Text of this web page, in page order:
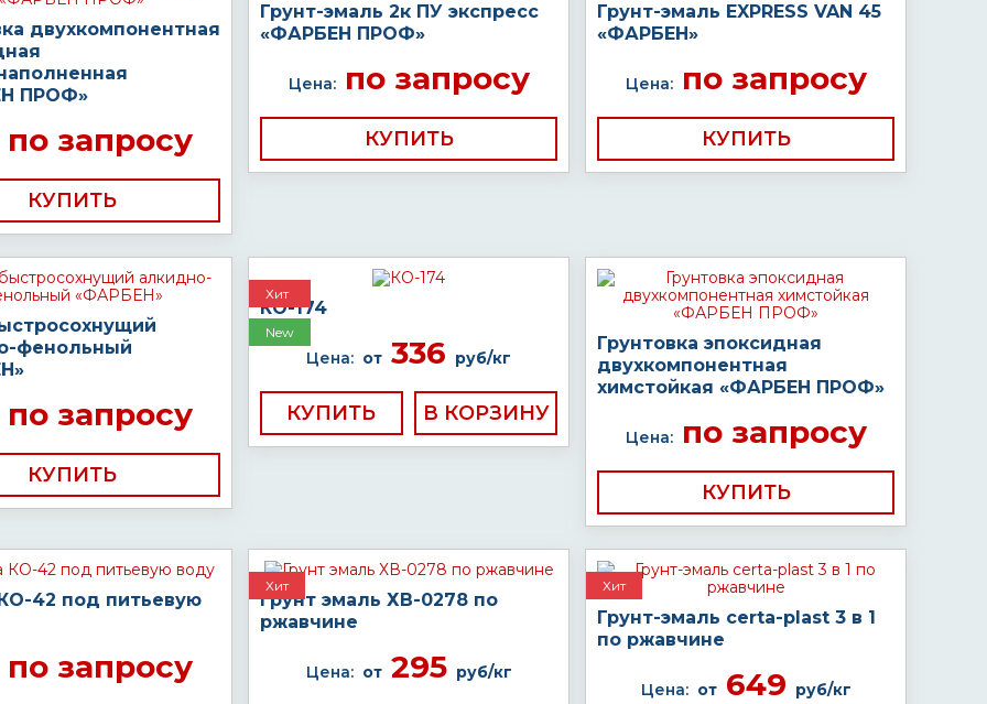
двухкомпонентная
ПРОФ»
запросу
КУПИТЬ
Грунт-эмаль 2к ПУ экспресс
«ФАРБЕН ПРОФ»
Цена:по запросу
КУПИТЬ
Грунт-эмаль EXPRESS VAN 45
«ФАРБЕН»
Цена:по запросу
КУПИТЬ
фенольный
запросу
КУПИТЬ
Хит
New
КО-174
Цена: от 336 руб/кг
КУПИТЬ
Грунтовка эпоксидная
двухкомпонентная
химстойкая «ФАРБЕН ПРОФ»
Цена:по запросу
КУПИТЬ
42 под питьевую
запросу
Хит
Грунт эмаль ХВ-0278 по
ржавчине
Цена: от295 руб/кг
Хит
Грунт-эмаль certa-plast 3 в 1
по ржавчине
Цена: от649 руб/кг